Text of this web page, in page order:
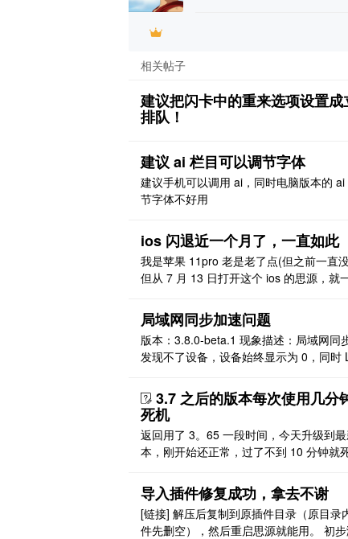
相关帖子
建议把闪卡中的重来选项设置成
排队！
建议 ai 栏目可以调节字体
建议手机可以调用 ai，同时电脑版本的 ai
节字体不好用
ios 闪退近一个月了，一直如此
我是苹果 11pro 老是老了点(但之前一直
但从 7 月 13 日打开这个 ios 的思源，就
问题，但结果没有，更新了两次版本吧，
此闪退，丝毫不给我任何操作机会的肯能
机内存有充足空间，一直如此。求解决，
数据很重要，也没有同步过，不愿意冒风
局域网同步加速问题
版本：3.8.0-beta.1 现象描述：局域网同
发现不了设备，设备始终显示为 0，同时
常启动，反复开关有日志输出，并且参与
备确实是同一个云端，但无法发现同一个
下的其他设备 信息不够不想在 issue 反馈
3.7 之后的版本每次使用几分
死机
返回用了 3。65 一段时间，今天升级到
本，刚开始还正常，过了不到 10 分钟就
导入插件修复成功，拿去不谢
[链接] 解压后复制到原插件目录（原目录
件先删空），然后重启思源就能用。 初